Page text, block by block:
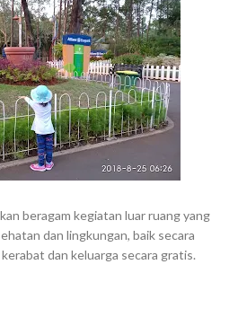
beragam kegiatan luar ruang yang
dan lingkungan, baik secara
dan keluarga secara gratis.